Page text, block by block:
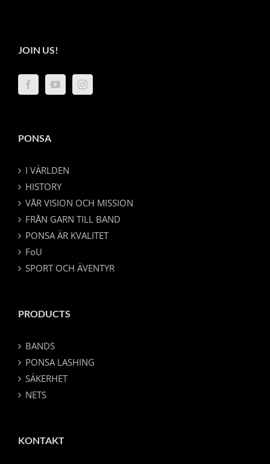
JOIN US!
PONSA
I VÄRLDEN
HISTORY
VÅR VISION OCH MISSION
FRÅN GARN TILL BAND
PONSA ÄR KVALITET
FoU
SPORT OCH ÄVENTYR
PRODUCTS
BANDS
PONSA LASHING
SÄKERHET
NETS
KONTAKT